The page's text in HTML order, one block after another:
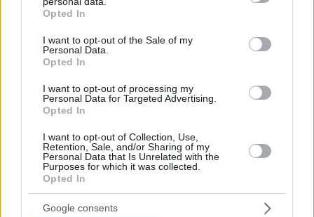
grant or deny consent to Google and its third-party tags to
use your data for below specified purposes in below Google
consent section.
Opted In
I want to opt-out of the Sale of my
Personal Data.
Opted In
I want to opt-out of processing my
Personal Data for Targeted Advertising.
Opted In
I want to opt-out of Collection, Use,
Retention, Sale, and/or Sharing of my
Personal Data that Is Unrelated with the
Purposes for which it was collected.
Opted In
Google consents
παρόμοιου ηγέτη ενεργού – ο Αλέξης Τσίπρας
μπορεί να επιστρέψει- αλλά για την ώρα δεν
είναι στην πρώτη γραμμή της πολιτικής
Με αυτά τα δεδομένα, «αυτό που είναι
προοδευτικών δυνάμεων» τόνισε ο κ.
Κατρούγκαλος και συνέχισε, λέγοντας πως
εγώ νομίζω ότι ο ΣΥΡΙΖΑ και τα άλλα κόμματα
της Κεντροαριστεράς και το ΠΑΣΟΚ θα έχουν